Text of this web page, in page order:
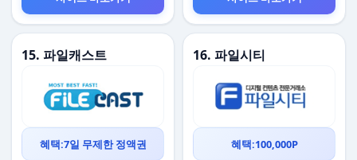
15. 파일캐스트
혜택:7일 무제한 정액권
16. 파일시티
혜택:100,000P